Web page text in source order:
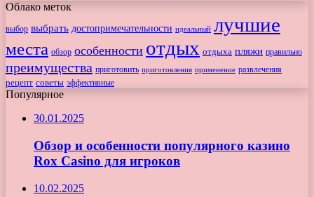
Облако меток
выбор выбрать достопримечательности идеальный лучшие
места обзор особенности отдых отдыха пляжи правильно
преимущества приготовить приготовления применение развлечения
рецепт советы эффективные
Популярное
30.01.2025
Обзор и особенности популярного казино
Rox Casino для игроков
10.02.2025